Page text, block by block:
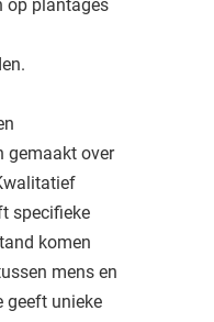
op plantages
gemaakt over
specifieke
komen
mens en
geeft unieke